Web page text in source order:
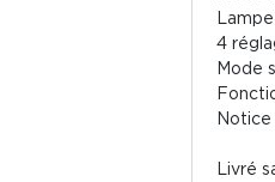
4
Mode
Notice
Livré